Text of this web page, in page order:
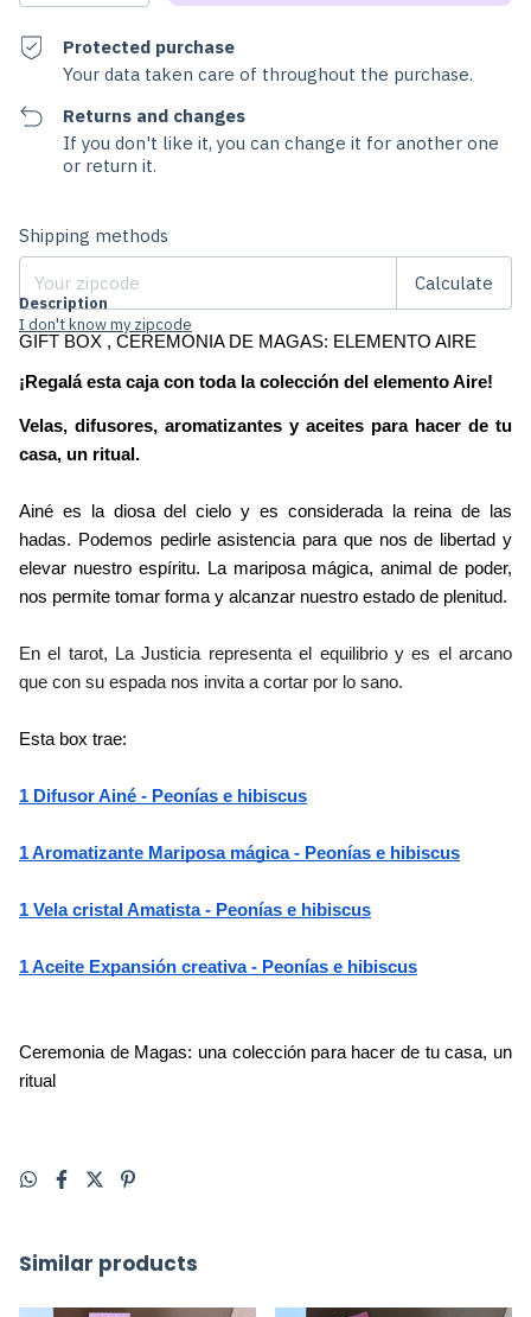
Protected purchase
Your data taken care of throughout the purchase.
Returns and changes
If you don't like it, you can change it for another one
or return it.
Shipping for zipcode:
Shipping methods
Calculate
I don't know my zipcode
Description
GIFT BOX , CEREMONIA DE MAGAS: ELEMENTO AIRE
¡Regalá esta caja con toda la colección del elemento Aire!
Velas, difusores, aromatizantes y aceites para hacer de tu
casa, un ritual.
Ainé es la diosa del cielo y es considerada la reina de las
hadas. Podemos pedirle asistencia para que nos de libertad y
elevar nuestro espíritu. La mariposa mágica, animal de poder,
nos permite tomar forma y alcanzar nuestro estado de plenitud.
En el tarot, La Justicia representa el equilibrio y es el arcano
que con su espada nos invita a cortar por lo sano.
Esta box trae:
1 Difusor Ainé - Peonías e hibiscus
1 Aromatizante Mariposa mágica - Peonías e hibiscus
1 Vela cristal Amatista - Peonías e hibiscus
1 Aceite Expansión creativa - Peonías e hibiscus
Ceremonia de Magas: una colección para hacer de tu casa, un
ritual
Similar products